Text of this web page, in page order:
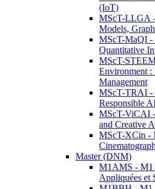
(IoT)
MScT-LLGA
Models,
MScT-MaQI -
Quantitative
MScT-
Environment :
Management
MScT-TRAI -
Responsible
MScT-ViCAI
and Creative
MScT-XCin -
Master (DNM)
M1AMS - M1
Appliquées et